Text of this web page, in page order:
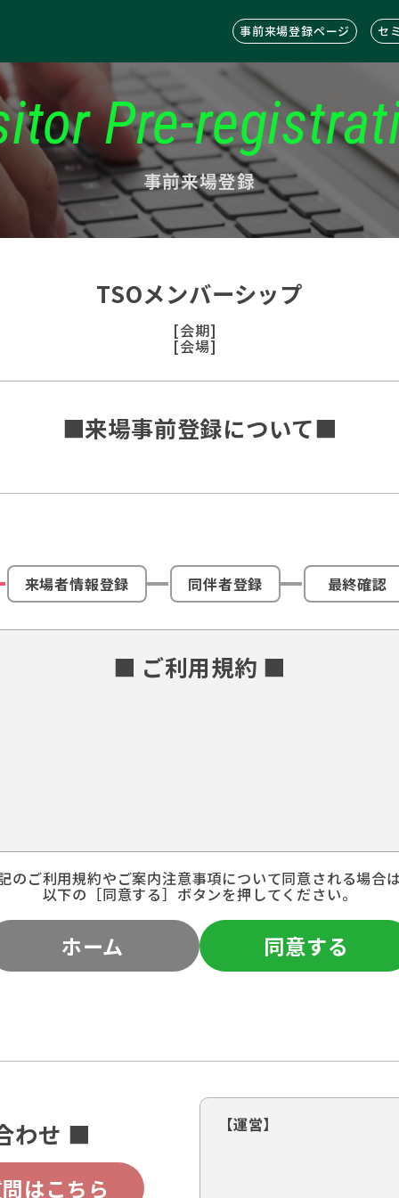
事前来場登録ページ セ
Pre-
事前来場登録
TSOメンバーシップ
[会期]
[会場]
■来場事前登録について■
来場者情報登録 同伴者登録 最終確認
■ ご利用規約 ■
のご利用規約やご案内注意事項について同意される場合
以下の［同意する］ボタンを押してください。
ホーム 同意する
わせ ■
はこちら
【運営】